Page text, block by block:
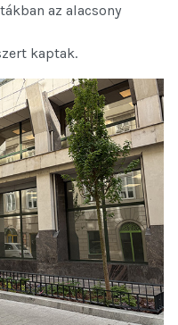
az alacsony
kaptak.